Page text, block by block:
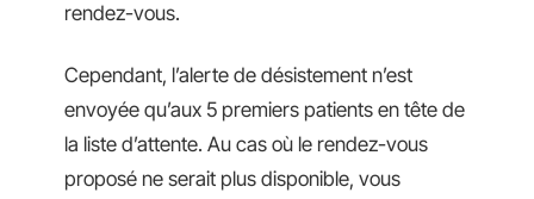
rendez-vous.
Cependant, l’alerte de désistement n’est
envoyée qu’aux 5 premiers patients en tête de
la liste d’attente. Au cas où le rendez-vous
proposé ne serait plus disponible, vous